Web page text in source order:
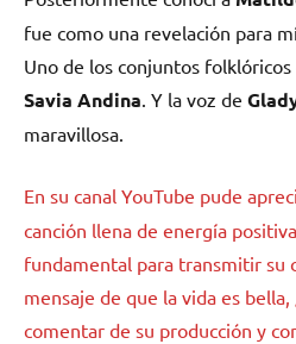
fue como una revelación para
Uno de los conjuntos
Savia Andina . Y la voz de
maravillosa.
En su canal YouTube pude
canción llena de energía
fundamental para transmitir su
mensaje de que la vida es bella,
comentar de su producción y